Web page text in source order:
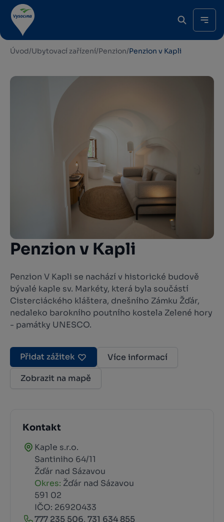
Úvod/Ubytovací zařízení/Penzion/Penzion v Kapli
Penzion v Kapli
Penzion V Kapli se nachází v historické budově
bývalé kaple sv. Markéty, která byla součástí
Cisterciáckého kláštera, dnešního Zámku Žďár,
nedaleko barokního poutního kostela Zelené hory
- památky UNESCO.
Přidat zážitek
Více informací
Zobrazit na mapě
Kontakt
Kaple s.r.o.
Santiniho 64/11
Žďár nad Sázavou
Okres: Žďár nad Sázavou
591 02
IČO: 26920433
777 235 506, 731 634 855